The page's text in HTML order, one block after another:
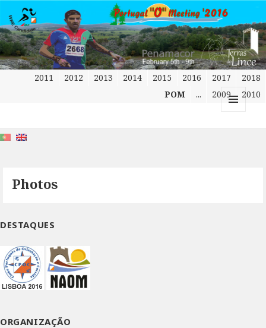
2018
2017
2016
2015
2014
2013
2012
2011
2010
2009
...
POM
Photos
DESTAQUES
ORGANIZAÇÃO